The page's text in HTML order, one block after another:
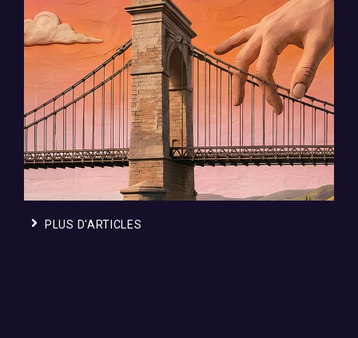
Le festival qui se vit en famille, de 7
à 97 ans
PLUS D'ARTICLES